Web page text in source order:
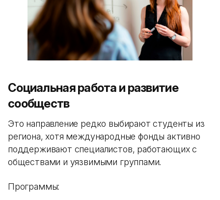
Социальная работа и развитие
сообществ
Это направление редко выбирают студенты из
региона, хотя международные фонды активно
поддерживают специалистов, работающих с
обществами и уязвимыми группами.
Программы: